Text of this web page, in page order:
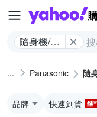
隨身機/類
Panasonic 隨
品牌 快速到貨